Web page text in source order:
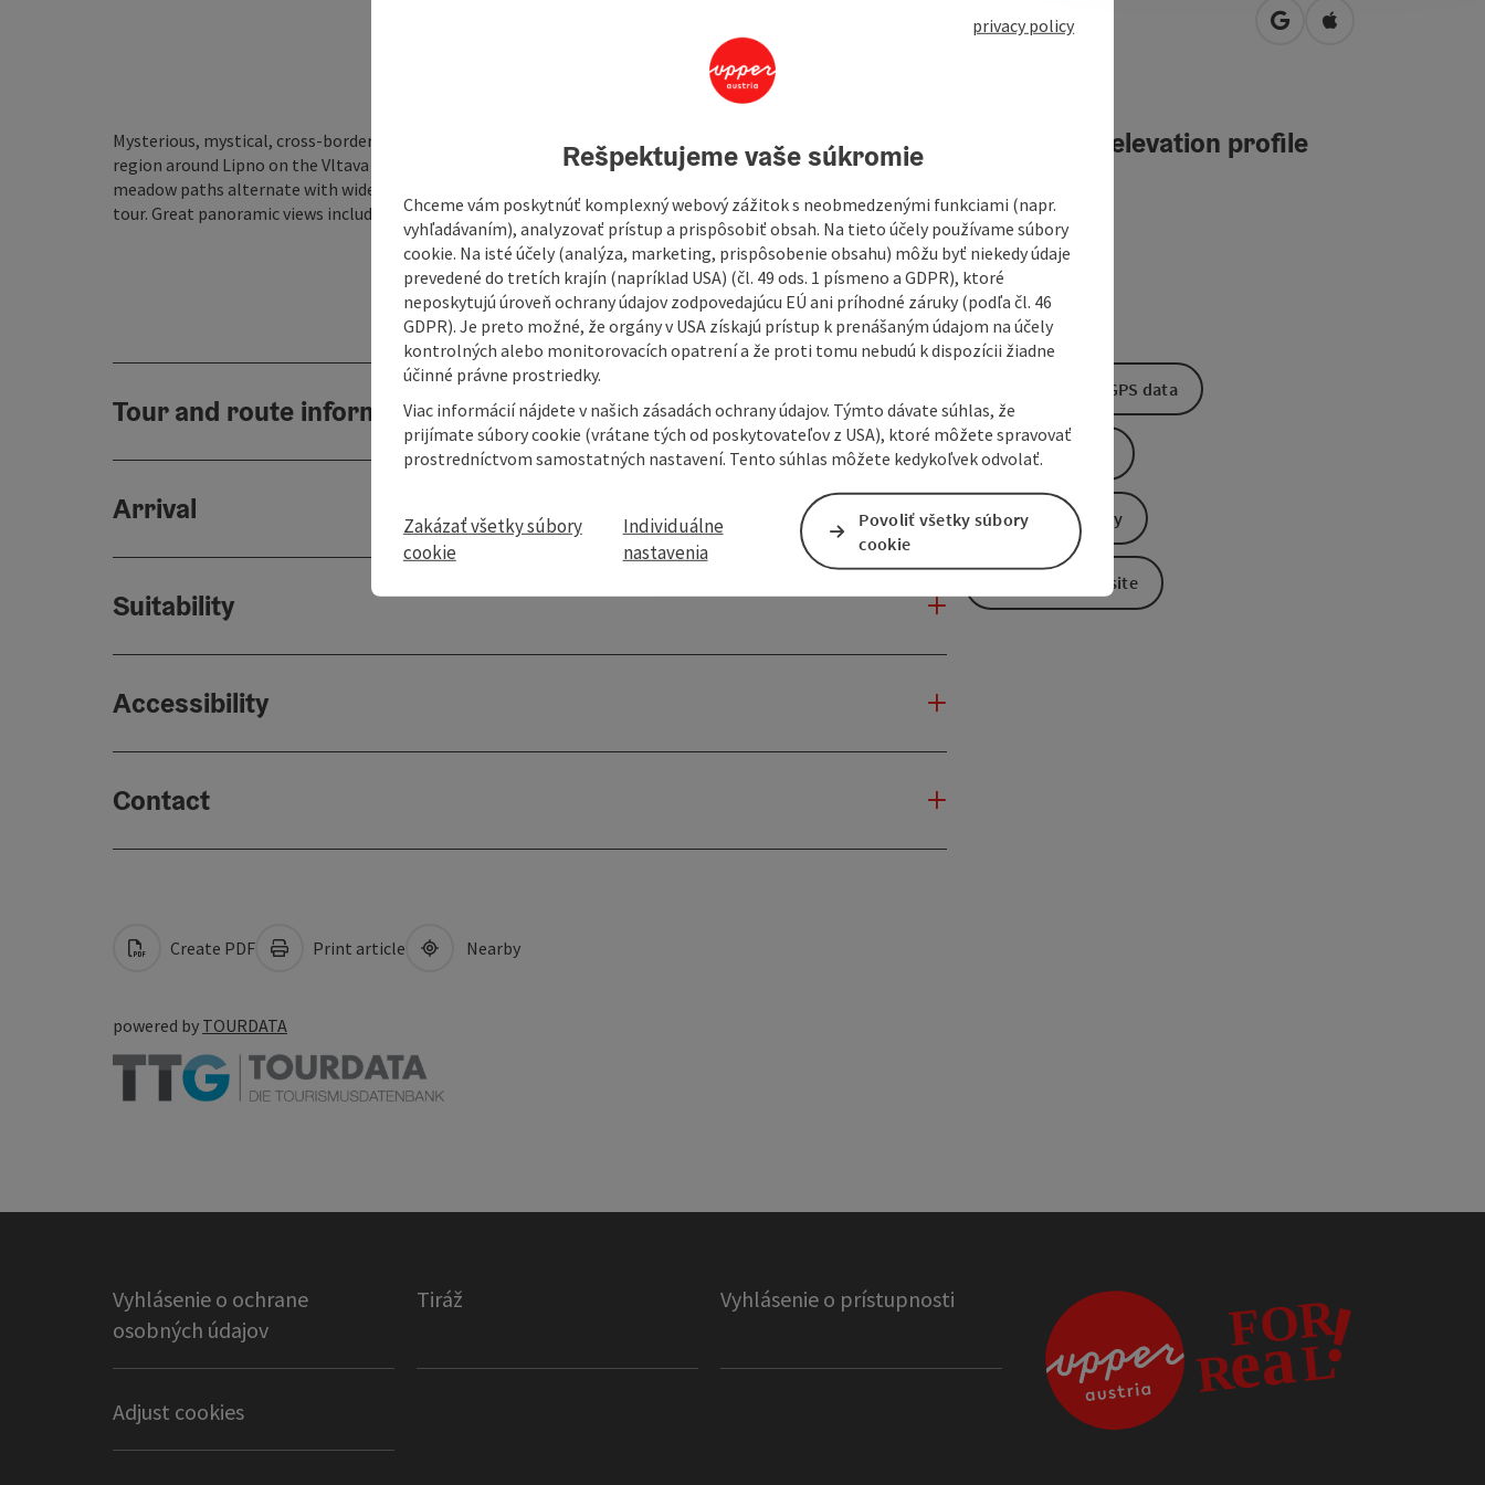
4190Bad Leonfelden open in Google Maps
Open in Apple
Mysterious, mystical, cross-border best describes this fine tour through the Mühlviertel highlands and the
region around Lipno on the Vltava reservoir. A tour that could not be more varied - hilly passages and flat
meadow paths alternate with wide stretches along the lake. What was once separate is now connected by this
tour. Great panoramic views included.
Tour and route information
Arrival
Suitability
Accessibility
Contact
Interactive elevation profile
Download GPS data
Create PDF
Send inquiry
To the website
Create PDF Print article Nearby
powered by TOURDATA
Vyhlásenie o ochrane
osobných údajov
Tiráž Vyhlásenie o prístupnosti
Adjust cookies
privacy policy
Rešpektujeme vaše súkromie
Chceme vám poskytnúť komplexný webový zážitok s neobmedzenými funkciami (napr.
vyhľadávaním), analyzovať prístup a prispôsobiť obsah. Na tieto účely používame súbory
cookie. Na isté účely (analýza, marketing, prispôsobenie obsahu) môžu byť niekedy údaje
prevedené do tretích krajín (napríklad USA) (čl. 49 ods. 1 písmeno a GDPR), ktoré
neposkytujú úroveň ochrany údajov zodpovedajúcu EÚ ani príhodné záruky (podľa čl. 46
GDPR). Je preto možné, že orgány v USA získajú prístup k prenášaným údajom na účely
kontrolných alebo monitorovacích opatrení a že proti tomu nebudú k dispozícii žiadne
účinné právne prostriedky.
Viac informácií nájdete v našich zásadách ochrany údajov. Týmto dávate súhlas, že
prijímate súbory cookie (vrátane tých od poskytovateľov z USA), ktoré môžete spravovať
prostredníctvom samostatných nastavení. Tento súhlas môžete kedykoľvek odvolať.
Zakázať všetky súbory
cookie
Individuálne
nastavenia
Povoliť všetky súbory
cookie